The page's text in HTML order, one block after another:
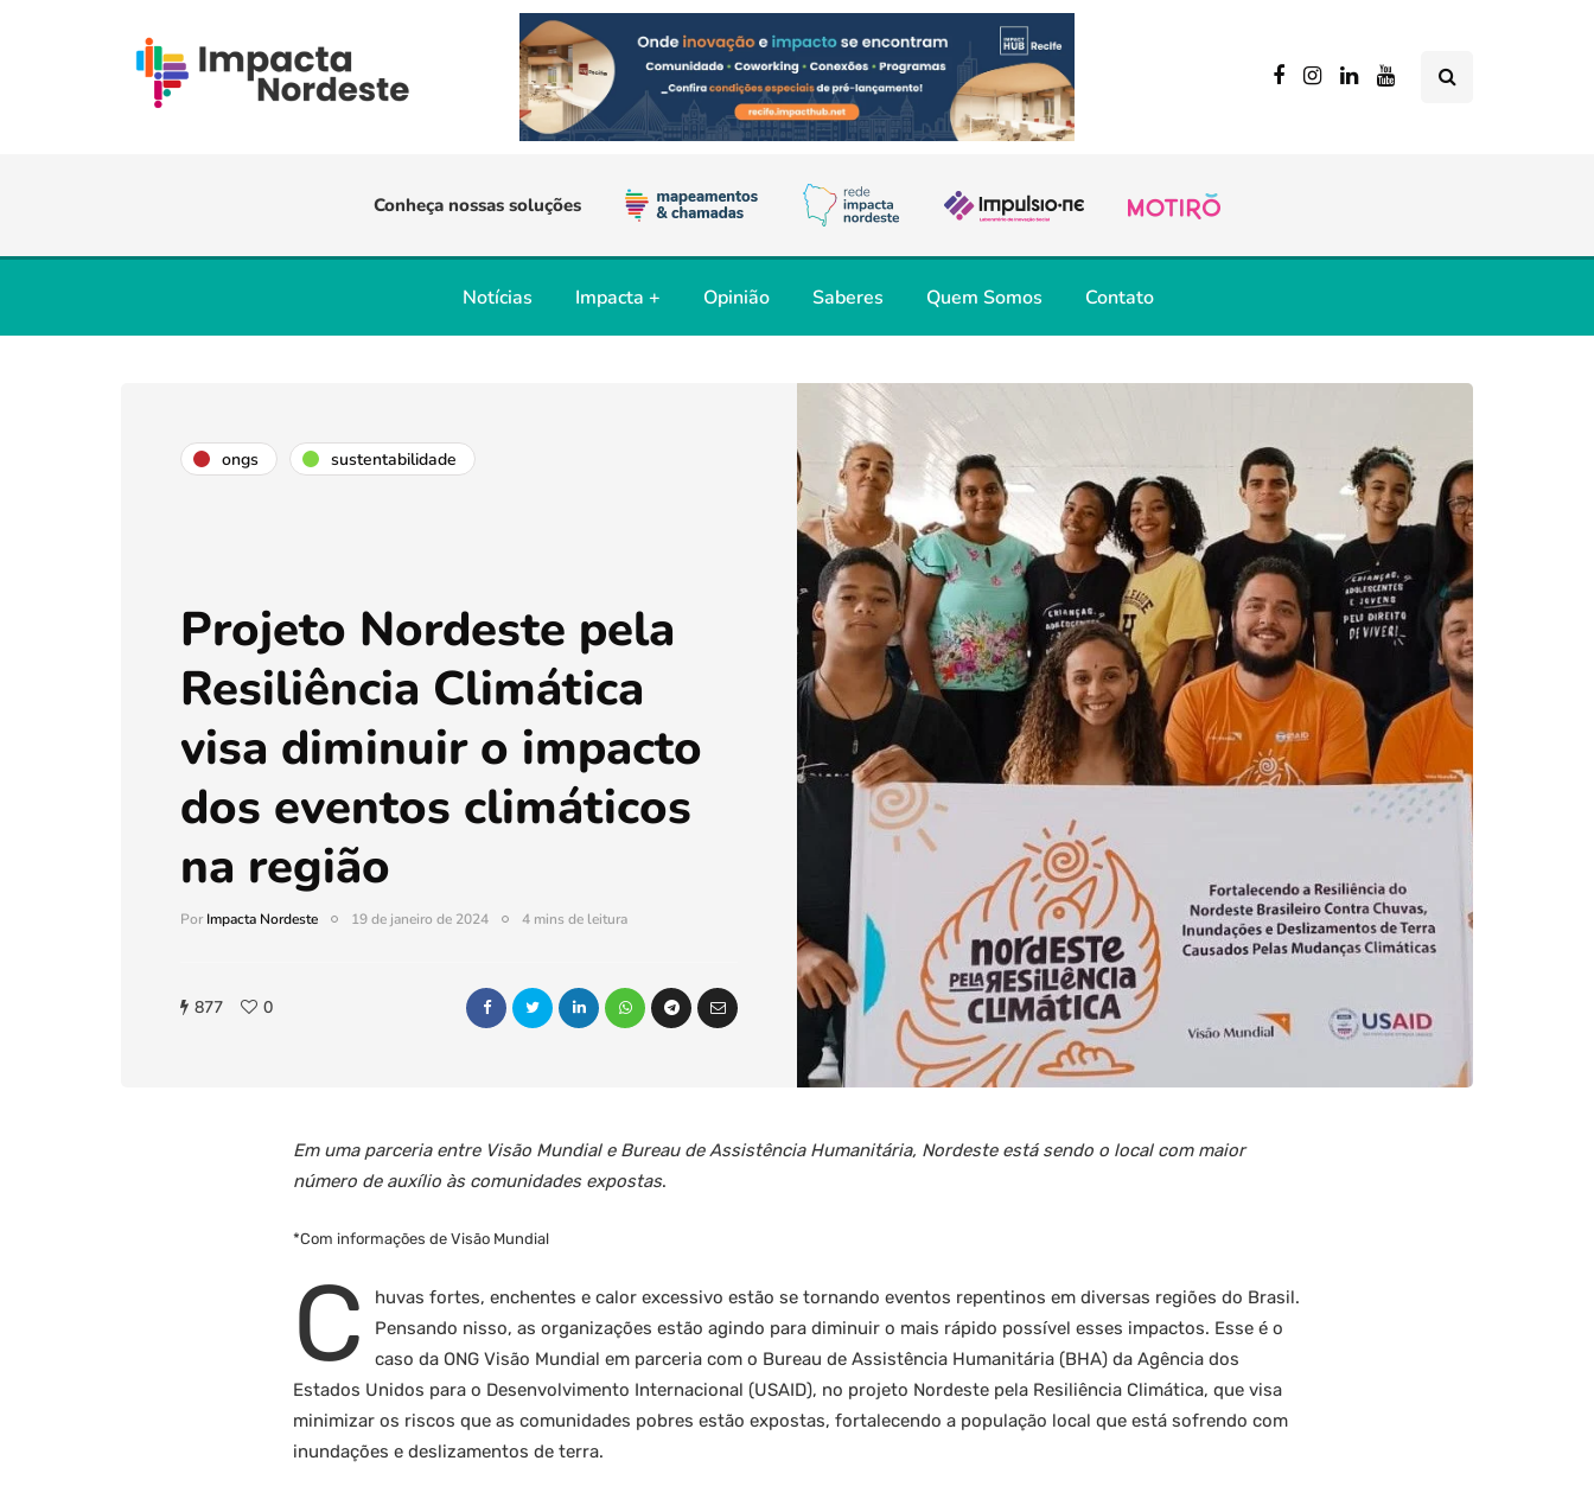
Conheça nossas soluções
Notícias Impacta + Opinião Saberes Quem Somos Contato
ongs sustentabilidade
Projeto Nordeste pela
Resiliência Climática
visa diminuir o impacto
dos eventos climáticos
na região
PorImpacta Nordeste 19 de janeiro de 2024 4 mins de leitura
877 0
Em uma parceria entre Visão Mundial e Bureau de Assistência Humanitária, Nordeste está sendo o local com maior
número de auxílio às comunidades expostas.
*Com informações de Visão Mundial
C
huvas fortes, enchentes e calor excessivo estão se tornando eventos repentinos em diversas regiões do Brasil.
Pensando nisso, as organizações estão agindo para diminuir o mais rápido possível esses impactos. Esse é o
caso da ONG Visão Mundial em parceria com o Bureau de Assistência Humanitária (BHA) da Agência dos
Estados Unidos para o Desenvolvimento Internacional (USAID), no projeto Nordeste pela Resiliência Climática, que visa
minimizar os riscos que as comunidades pobres estão expostas, fortalecendo a população local que está sofrendo com
inundações e deslizamentos de terra.